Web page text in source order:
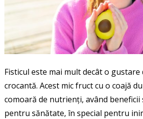
Fisticul este mai mult decât o gustare
crocantă. Acest mic fruct cu o coajă
comoară de nutrienți, având beneficii
pentru sănătate, în special pentru